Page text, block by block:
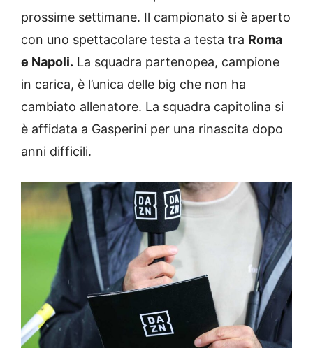
prossime settimane. Il campionato si è aperto
con uno spettacolare testa a testa tra Roma
e Napoli. La squadra partenopea, campione
in carica, è l’unica delle big che non ha
cambiato allenatore. La squadra capitolina si
è affidata a Gasperini per una rinascita dopo
anni difficili.